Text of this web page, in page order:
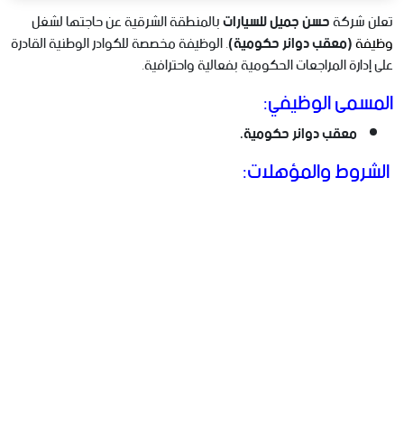
تعلن شركةحسن جميل للسياراتبالمنطقة الشرقية عن حاجتها لشغل
وظيفة(معقب دوائر حكومية). الوظيفة مخصصة للكوادر الوطنية القادرة
على إدارة المراجعات الحكومية بفعالية واحترافية.
المسمى الوظيفي:
معقب دوائر حكومية.
الشروط والمؤهلات: